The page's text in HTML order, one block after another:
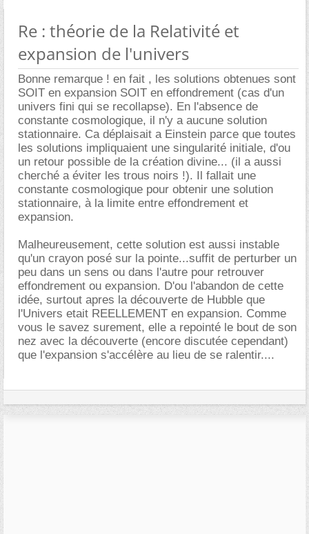
Re : théorie de la Relativité et
expansion de l'univers
Bonne remarque ! en fait , les solutions obtenues sont
SOIT en expansion SOIT en effondrement (cas d'un
univers fini qui se recollapse). En l'absence de
constante cosmologique, il n'y a aucune solution
stationnaire. Ca déplaisait a Einstein parce que toutes
les solutions impliquaient une singularité initiale, d'ou
un retour possible de la création divine... (il a aussi
cherché a éviter les trous noirs !). Il fallait une
constante cosmologique pour obtenir une solution
stationnaire, à la limite entre effondrement et
expansion.
Malheureusement, cette solution est aussi instable
qu'un crayon posé sur la pointe...suffit de perturber un
peu dans un sens ou dans l'autre pour retrouver
effondrement ou expansion. D'ou l'abandon de cette
idée, surtout apres la découverte de Hubble que
l'Univers etait REELLEMENT en expansion. Comme
vous le savez surement, elle a repointé le bout de son
nez avec la découverte (encore discutée cependant)
que l'expansion s'accélère au lieu de se ralentir....